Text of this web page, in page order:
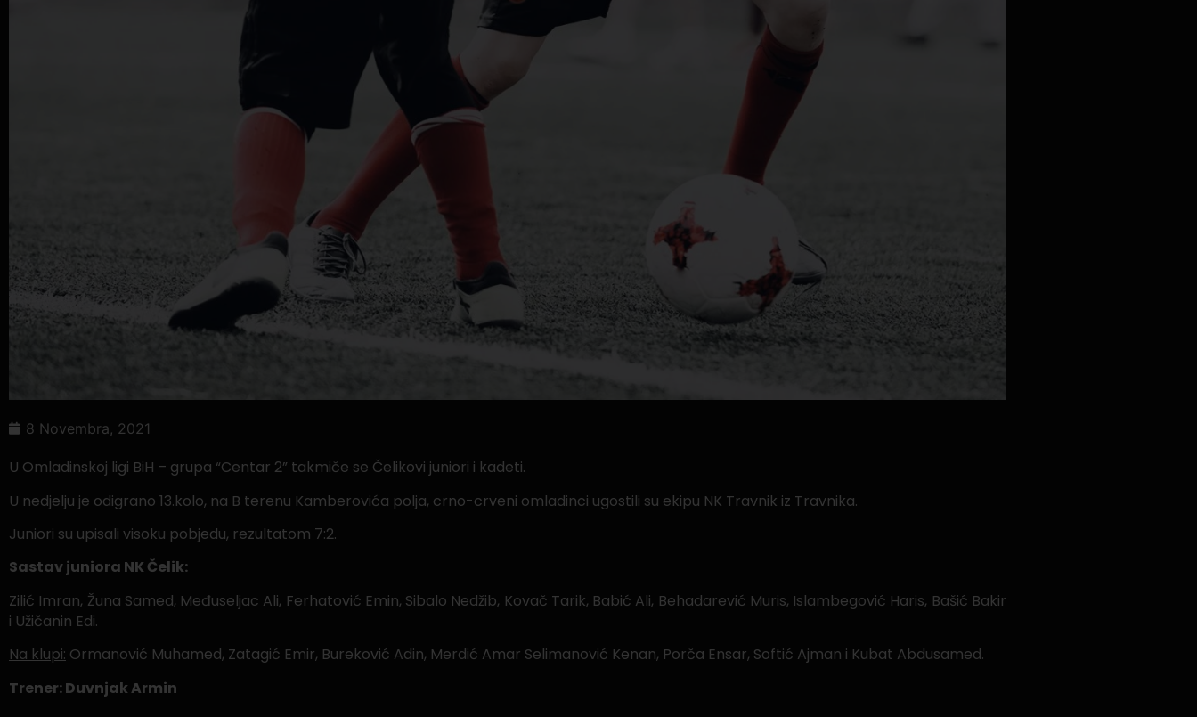
8 Novembra, 2021
U Omladinskoj ligi BiH – grupa “Centar 2” takmiče se Čelikovi juniori i kadeti.
U nedjelju je odigrano 13.kolo, na B terenu Kamberovića polja, crno-crveni omladinci ugostili su ekipu NK Travnik iz Travnika.
Juniori su upisali visoku pobjedu, rezultatom 7:2.
Sastav juniora NK Čelik:
Zilić Imran, Žuna Samed, Međuseljac Ali, Ferhatović Emin, Sibalo Nedžib, Kovač Tarik, Babić Ali, Behadarević Muris, Islambegović Haris, Bašić Bakir
i Užičanin Edi.
Na klupi: Ormanović Muhamed, Zatagić Emir, Bureković Adin, Merdić Amar Selimanović Kenan, Porča Ensar, Softić Ajman i Kubat Abdusamed.
Trener: Duvnjak Armin